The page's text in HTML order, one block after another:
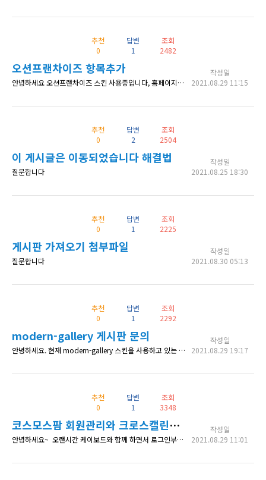
추천
0
답변
1
조회
2482
오션프랜차이즈 항목추가
안녕하세요 오션프랜차이즈 스킨 사용중입니다, 홈페이지 항목밑에 인스타그램, 블로그, 카페 이렇게 3개의 항목을 추가하고 싶습니다, 어디서 추가해야 할 지 도움 부탁드립니다, 감사합니다.,
작성일
2021.08.29 11:15
추천
0
답변
2
조회
2504
이 게시글은 이동되었습니다 해결법
질문합니다
작성일
2021.08.25 18:30
추천
0
답변
1
조회
2225
게시판 가져오기 첨부파일
질문합니다
작성일
2021.08.30 05:13
추천
0
답변
1
조회
2292
modern-gallery 게시판 문의
안녕하세요. 현재 modern-gallery 스킨을 사용하고 있는 사용자입니다. 테스트를 위해 사용중 문의 할 것이 있어 글을 올립니다. 게시글 본문의 내용을 적고 업로드 할 경우 본문의 내용이 왼쪽으로 치우칩니다. 이것은 중앙으로 오기 위해 검색을 하였고, 나온 방법이 워드프레스 내장 에디터와 글쓰기 아이프레임으로 설정을 바꾸는 방법이였습니다. 그러나 이 방법을 사용할 시 <이 웹사이트에 치명적 오류가 있습
작성일
2021.08.29 19:17
추천
0
답변
1
조회
3348
코스모스팜 회원관리와 크로스캘린더와의 연동
안녕하세요~ 오랜시간 케이보드와 함께 하면서 로그인부터 결재까지 완성되고 서비스가 고도화 되는 것 같아 즐겁습니다. 앞으로도 잘 부탁드리겠습니다. 질문이 있어서 문의 드립니다. 1. 코스모스팜 회원관리를 통해서 정기결제 셋팅을 하고 결재를 완료했을 경우 정기결재 내용이 크로스캘린더에 입력되게 할 수 있을까요? 2. 크로스캘린더에 표현되는 것이 관리자 : 전체 결재내용 고객 : 1:1게시판처럼 나의 정기결재
작성일
2021.08.29 11:01